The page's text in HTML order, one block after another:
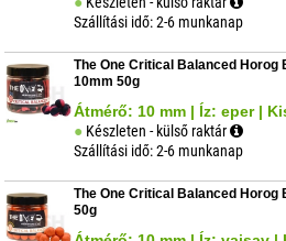
Szállítási idő: 2-6 munkanap
The One Critical Balanced Horog
10mm 50g
Átmérő: 10 mm | Íz: eper |
Készleten - külső raktár
Szállítási idő: 2-6 munkanap
The One Critical Balanced Horog
50g